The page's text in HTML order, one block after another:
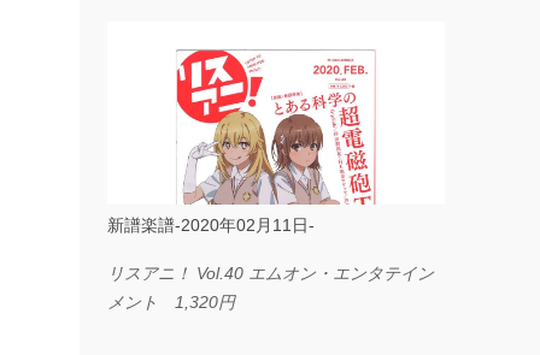
ス I LOVE．．． Official髭男dism やさしく
弾ける ピアノピース フェアリー 660円
BP2225 Kingdom of the Heavens 春畑道哉
バンドピース フェアリー 825円
新譜楽譜-2020年02月11日-
リスアニ！ Vol.40 エムオン・エンタテイン
メント 1,320円